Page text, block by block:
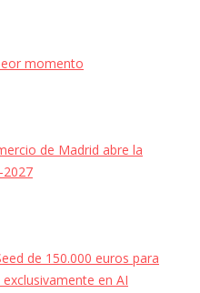
momento
de Madrid abre la
2027
de 150.000 euros para
en AI